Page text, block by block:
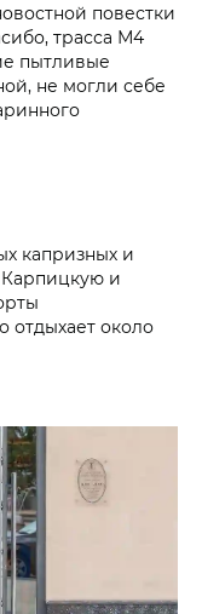
повестки
трасса М4
пытливые
не могли себе
капризных и
и
отдыхает около